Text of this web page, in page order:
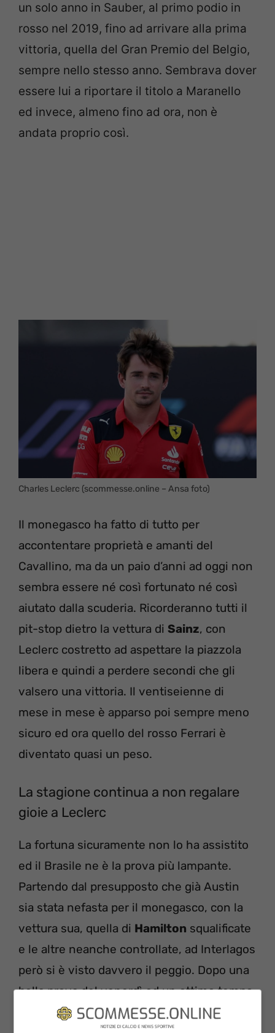
un solo anno in Sauber, al primo podio in
rosso nel 2019, fino ad arrivare alla prima
vittoria, quella del Gran Premio del Belgio,
sempre nello stesso anno. Sembrava dover
essere lui a riportare il titolo a Maranello
ed invece, almeno fino ad ora, non è
andata proprio così.
Charles Leclerc (scommesse.online – Ansa foto)
Il monegasco ha fatto di tutto per
accontentare proprietà e amanti del
Cavallino, ma da un paio d’anni ad oggi non
sembra essere né così fortunato né così
aiutato dalla scuderia. Ricorderanno tutti il
pit-stop dietro la vettura di Sainz, con
Leclerc costretto ad aspettare la piazzola
libera e quindi a perdere secondi che gli
valsero una vittoria. Il ventiseienne di
mese in mese è apparso poi sempre meno
sicuro ed ora quello del rosso Ferrari è
diventato quasi un peso.
La stagione continua a non regalare
gioie a Leclerc
La fortuna sicuramente non lo ha assistito
ed il Brasile ne è la prova più lampante.
Partendo dal presupposto che già Austin
sia stata nefasta per il monegasco, con la
vettura sua, quella di Hamilton squalificate
e le altre neanche controllate, ad Interlagos
però si è visto davvero il peggio. Dopo una
bella prova del venerdì ed un ottimo tempo
al sabato, la numero 16 non ha poi visto la